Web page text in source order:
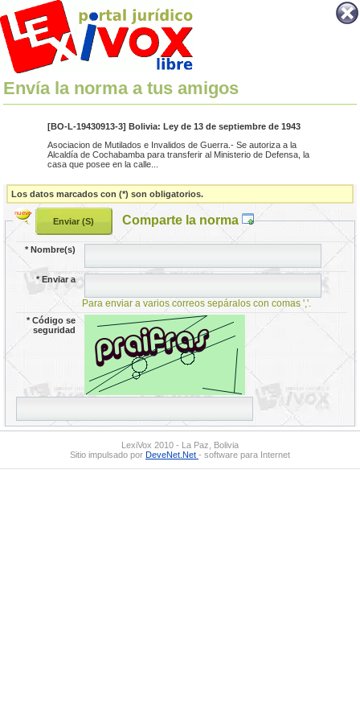
Envía la norma a tus amigos
[BO-L-19430913-3] Bolivia: Ley de 13 de septiembre de 1943
Asociacion de Mutilados e Invalidos de Guerra.- Se autoriza a la
Alcaldía de Cochabamba para transferir al Ministerio de Defensa, la
casa que posee en la calle...
Los datos marcados con (*) son obligatorios.
Comparte la norma
*Nombre(s)
*Enviar a
Para enviar a varios correos sepáralos con comas ','.
*Código se
seguridad
LexiVox 2010 - La Paz, Bolivia
Sitio impulsado por DeveNet.Net - software para Internet